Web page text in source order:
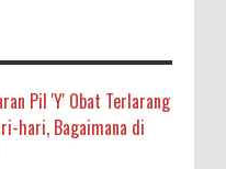
Pil 'Y' Obat Terlarang
hari, Bagaimana di